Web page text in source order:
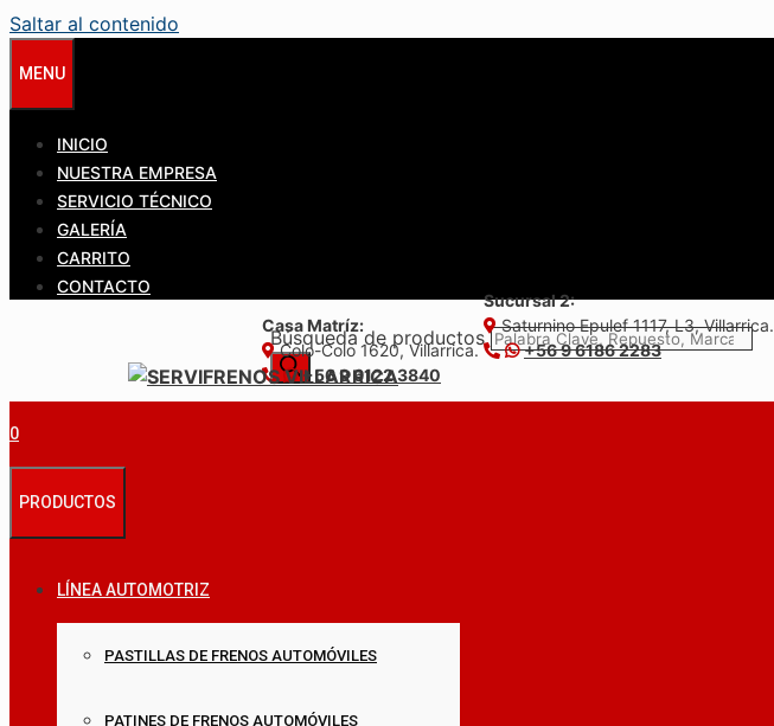
Saltar al contenido
MENU
INICIO
NUESTRA EMPRESA
SERVICIO TÉCNICO
GALERÍA
CARRITO
CONTACTO
Búsqueda de productos
Casa Matríz:
Colo-Colo 1620, Villarrica.
+56 9 6122 3840
Sucursal 2:
Saturnino Epulef 1117, L3, Villarrica.
+56 9 6186 2283
0
PRODUCTOS
LÍNEA AUTOMOTRIZ
PASTILLAS DE FRENOS AUTOMÓVILES
PATINES DE FRENOS AUTOMÓVILES